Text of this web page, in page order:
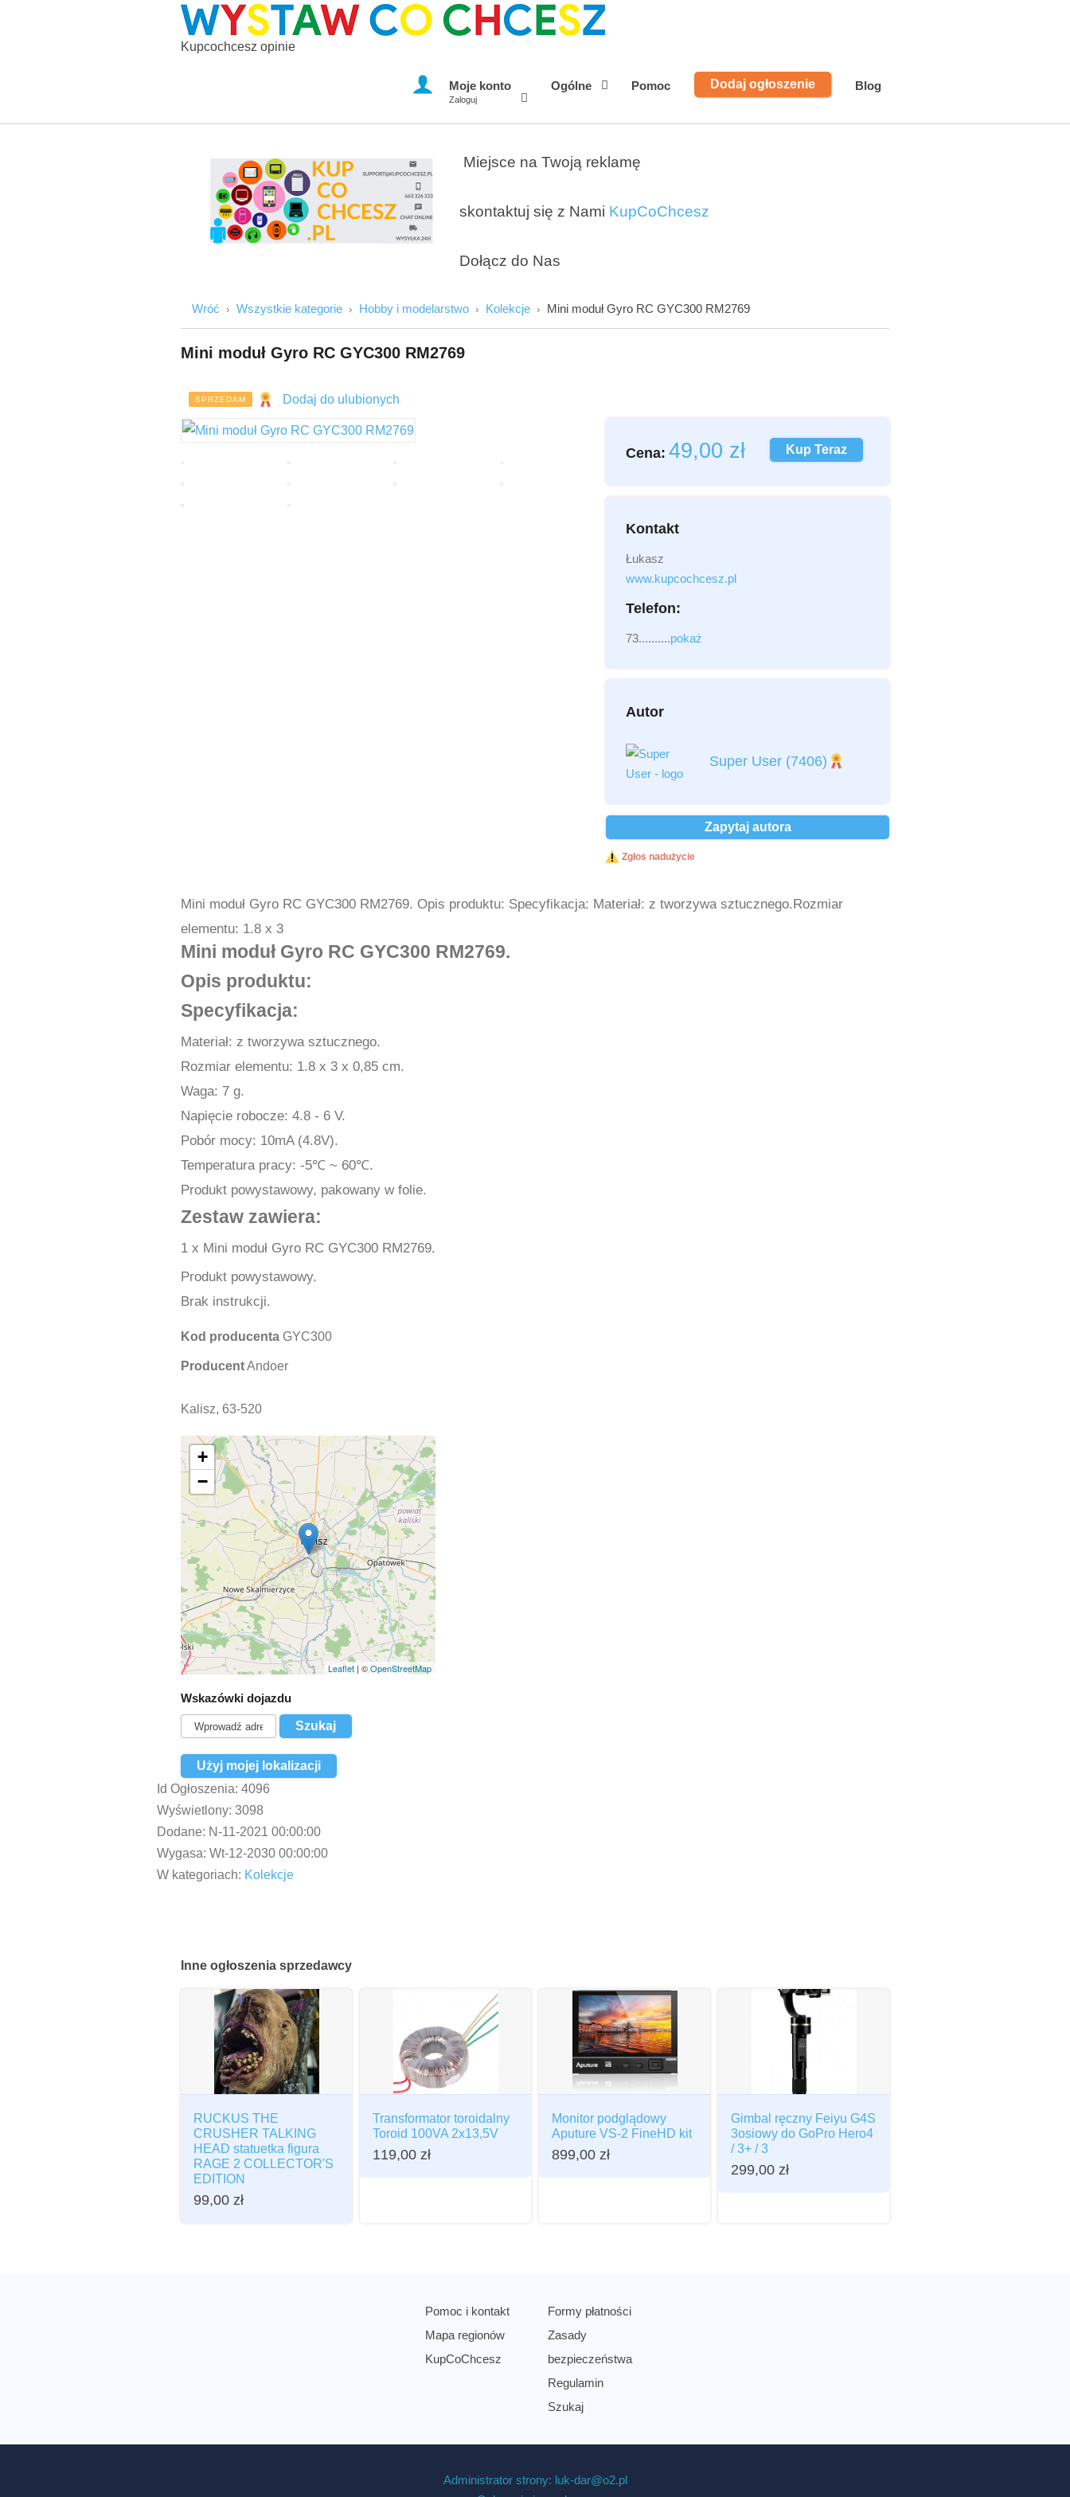
Kupcochcesz opinie
Moje konto
Zaloguj
Ogólne Pomoc Dodaj ogłoszenie Blog
Miejsce na Twoją reklamę
skontaktuj się z Nami KupCoChcesz
Dołącz do Nas
Wróć Wszystkie kategorie Hobby i modelarstwo Kolekcje Mini moduł Gyro RC GYC300 RM2769
Mini moduł Gyro RC GYC300 RM2769
SPRZEDAM Dodaj do ulubionych
Cena: 49,00 zł Kup Teraz
Kontakt
Łukasz
www.kupcochcesz.pl
Telefon:
73..........pokaż
Autor
Super User (7406)
Zapytaj autora
Zgłos nadużycie
Przeczytałem i akceptuję Politykę Prywatności
Mini moduł Gyro RC GYC300 RM2769. Opis produktu: Specyfikacja: Materiał: z tworzywa sztucznego.Rozmiar
elementu: 1.8 x 3
Mini moduł Gyro RC GYC300 RM2769.
Opis produktu:
Specyfikacja:
Materiał: z tworzywa sztucznego.
Rozmiar elementu: 1.8 x 3 x 0,85 cm.
Waga: 7 g.
Napięcie robocze: 4.8 - 6 V.
Pobór mocy: 10mA (4.8V).
Temperatura pracy: -5℃ ~ 60℃.
Produkt powystawowy, pakowany w folie.
Zestaw zawiera:
1 x Mini moduł Gyro RC GYC300 RM2769.
Produkt powystawowy.
Brak instrukcji.
Kod producenta GYC300
ProducentAndoer
Kalisz, 63-520
+
−
Leaflet | ©OpenStreetMap
Wskazówki dojazdu
Użyj mojej lokalizacji
Id Ogłoszenia: 4096
Wyświetlony: 3098
Dodane: N-11-2021 00:00:00
Wygasa: Wt-12-2030 00:00:00
W kategoriach: Kolekcje
Inne ogłoszenia sprzedawcy
RUCKUS THE
CRUSHER TALKING
HEAD statuetka figura
RAGE 2 COLLECTOR'S
EDITION
99,00 zł
Transformator toroidalny
Toroid 100VA 2x13,5V
119,00 zł
Monitor podglądowy
Aputure VS-2 FineHD kit
899,00 zł
Gimbal ręczny Feiyu G4S
3osiowy do GoPro Hero4
/ 3+ / 3
299,00 zł
Pomoc i kontakt
Mapa regionów
KupCoChcesz
Formy płatności
Zasady
bezpieczeństwa
Regulamin
Szukaj
Administrator strony: luk-dar@o2.pl